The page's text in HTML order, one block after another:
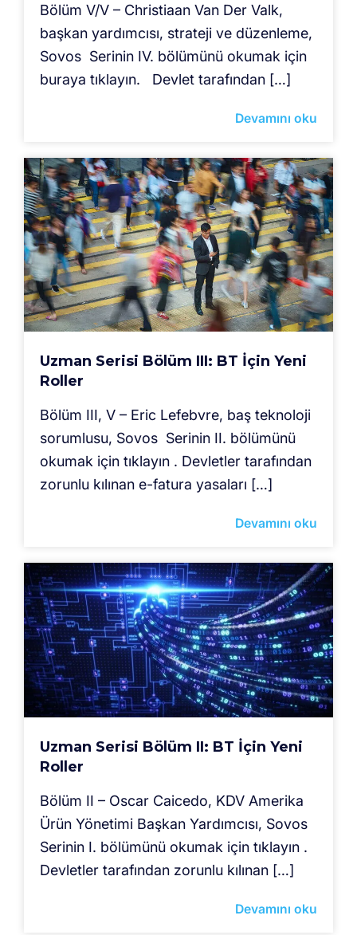
Bölüm V/V – Christiaan Van Der Valk,
başkan yardımcısı, strateji ve düzenleme,
Sovos Serinin IV. bölümünü okumak için
buraya tıklayın. Devlet tarafından […]
Devamını oku
Uzman Serisi Bölüm III: BT İçin Yeni
Roller
Bölüm III, V – Eric Lefebvre, baş teknoloji
sorumlusu, Sovos Serinin II. bölümünü
okumak için tıklayın . Devletler tarafından
zorunlu kılınan e-fatura yasaları […]
Devamını oku
Uzman Serisi Bölüm II: BT İçin Yeni
Roller
Bölüm II – Oscar Caicedo, KDV Amerika
Ürün Yönetimi Başkan Yardımcısı, Sovos
Serinin I. bölümünü okumak için tıklayın .
Devletler tarafından zorunlu kılınan […]
Devamını oku